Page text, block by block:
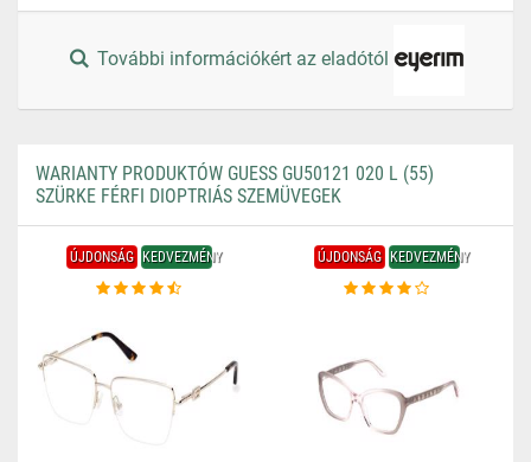
További információkért az eladótól
WARIANTY PRODUKTÓW GUESS GU50121 020 L (55)
SZÜRKE FÉRFI DIOPTRIÁS SZEMÜVEGEK
ÚJDONSÁG KEDVEZMÉNY ÚJDONSÁG KEDVEZMÉNY